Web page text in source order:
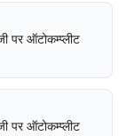
पर ऑटोकम्प्लीट
पर ऑटोकम्प्लीट